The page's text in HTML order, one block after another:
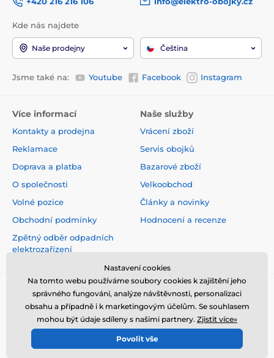
Kde nás najdete
Naše prodejny Čeština
Jsme také na: Youtube Facebook Instagram
Více informací
Kontakty a prodejna
Reklamace
Doprava a platba
O společnosti
Volné pozice
Obchodní podmínky
Zpětný odběr odpadních
elektrozařízení
Naše služby
Vrácení zboží
Servis obojků
Bazarové zboží
Velkoobchod
Články a novinky
Hodnocení a recenze
© 2026 www.elektro-obojky.cz ⦁ E-shop vytvořila
Nastavení cookies
Na tomto webu používáme soubory cookies k zajištění jeho
správného fungování, analýze návštěvnosti, personalizaci
obsahu a případně i k marketingovým účelům. Se souhlasem
mohou být údaje sdíleny s našimi partnery. Zjistit více»
Povolit vše